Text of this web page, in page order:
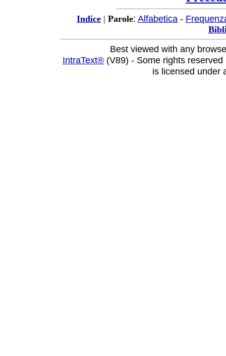
Indice | Parole: Alfabetica -
Best viewed with any
IntraText® (V89) - Some rights
is licensed under